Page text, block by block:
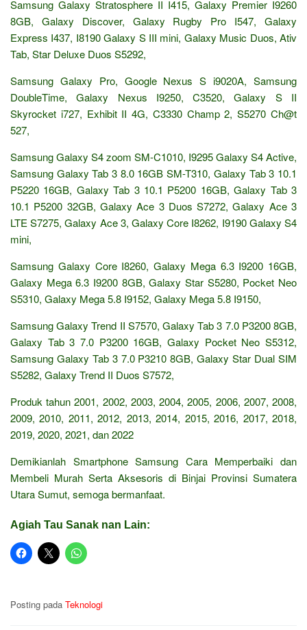
Samsung Galaxy Stratosphere II I415, Galaxy Premier I9260
8GB, Galaxy Discover, Galaxy Rugby Pro I547, Galaxy
Express I437, I8190 Galaxy S III mini, Galaxy Music Duos, Ativ
Tab, Star Deluxe Duos S5292,
Samsung Galaxy Pro, Google Nexus S i9020A, Samsung
DoubleTime, Galaxy Nexus I9250, C3520, Galaxy S II
Skyrocket i727, Exhibit II 4G, C3330 Champ 2, S5270 Ch@t
527,
Samsung Galaxy S4 zoom SM-C1010, I9295 Galaxy S4 Active,
Samsung Galaxy Tab 3 8.0 16GB SM-T310, Galaxy Tab 3 10.1
P5220 16GB, Galaxy Tab 3 10.1 P5200 16GB, Galaxy Tab 3
10.1 P5200 32GB, Galaxy Ace 3 Duos S7272, Galaxy Ace 3
LTE S7275, Galaxy Ace 3, Galaxy Core I8262, I9190 Galaxy S4
mini,
Samsung Galaxy Core I8260, Galaxy Mega 6.3 I9200 16GB,
Galaxy Mega 6.3 I9200 8GB, Galaxy Star S5280, Pocket Neo
S5310, Galaxy Mega 5.8 I9152, Galaxy Mega 5.8 I9150,
Samsung Galaxy Trend II S7570, Galaxy Tab 3 7.0 P3200 8GB,
Galaxy Tab 3 7.0 P3200 16GB, Galaxy Pocket Neo S5312,
Samsung Galaxy Tab 3 7.0 P3210 8GB, Galaxy Star Dual SIM
S5282, Galaxy Trend II Duos S7572,
Produk tahun 2001, 2002, 2003, 2004, 2005, 2006, 2007, 2008,
2009, 2010, 2011, 2012, 2013, 2014, 2015, 2016, 2017, 2018,
2019, 2020, 2021, dan 2022
Demikianlah Smartphone Samsung Cara Memperbaiki dan
Membeli Murah Serta Aksesoris di Binjai Provinsi Sumatera
Utara Sumut, semoga bermanfaat.
Agiah Tau Sanak nan Lain:
Posting pada Teknologi